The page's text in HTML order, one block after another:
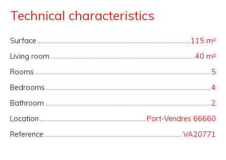
Technical characteristics
Surface 115 m²
Living room
40 m²
Rooms
5
Bedrooms
4
Bathroom
2
Location
Port-Vendres 66660
Reference
VA20771